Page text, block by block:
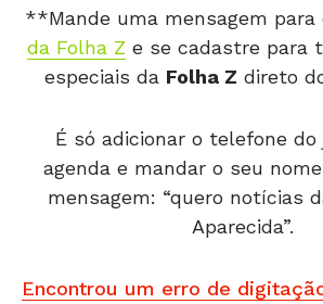
**Mande uma mensagem
da Folha Z e se cadastre para
especiais da Folha Z direto
É só adicionar o telefone do
agenda e mandar o seu
mensagem: “quero notícias
Aparecida”.
Encontrou um erro de